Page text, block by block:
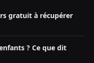
gratuit à récupérer
? Ce que dit